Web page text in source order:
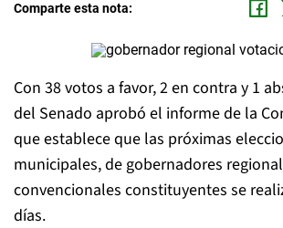
Comparte esta nota:
Con 38 votos a favor, 2 en contra y 1
del Senado aprobó el informe de la
que establece que las próximas
municipales, de gobernadores
convencionales constituyentes se
días.